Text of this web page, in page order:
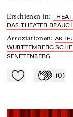
Erschienen in:
DAS THEATER
Assoziationen:
SENFTENBERG
Zu Mein-TdZApplaudieren
(0)